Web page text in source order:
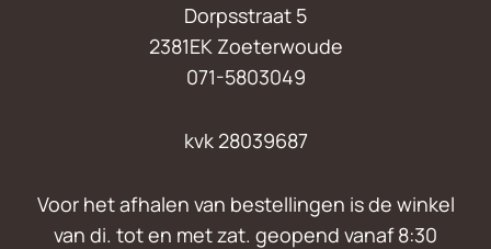
Dorpsstraat 5
2381EK Zoeterwoude
071-5803049
kvk 28039687
Voor het afhalen van bestellingen is de winkel
van di. tot en met zat. geopend vanaf 8:30